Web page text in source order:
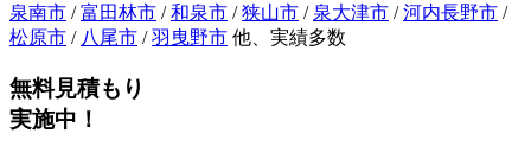
泉南市 /富田林市 /和泉市 /狭山市 / 泉大津市 /河内長野市 /
松原市 / 八尾市 /羽曳野市 他、実績多数
無料見積もり
実施中！